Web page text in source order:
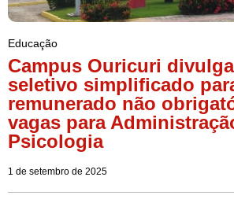
Educação
Campus Ouricuri
seletivo simplificado
remunerado não
vagas para
Psicologia
1 de setembro de 2025